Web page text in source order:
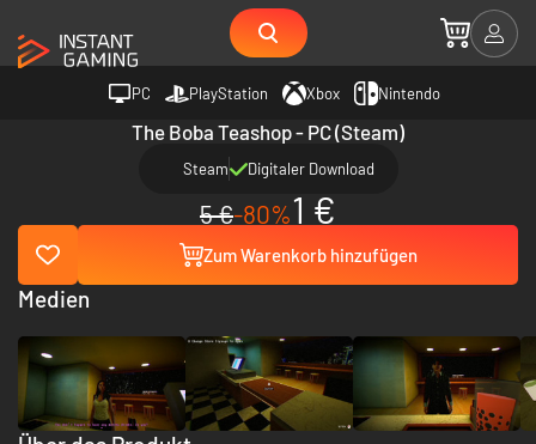
PC PlayStation Xbox Nintendo
The Boba Teashop - PC (Steam)
Steam Digitaler Download
5 €-80%1 €
Zum Warenkorb hinzufügen
Medien